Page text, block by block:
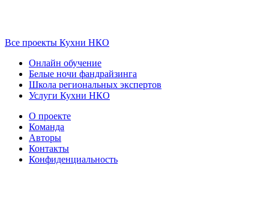
Все проекты Кухни НКО
Онлайн обучение
Белые ночи фандрайзинга
Школа региональных экспертов
Услуги Кухни НКО
О проекте
Команда
Авторы
Контакты
Конфиденциальность